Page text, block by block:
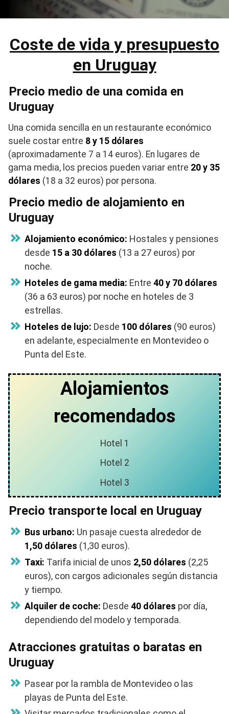
Coste de vida y presupuesto
en Uruguay
Precio medio de una comida en
Uruguay
Una comida sencilla en un restaurante económico
suele costar entre 8 y 15 dólares
(aproximadamente 7 a 14 euros). En lugares de
gama media, los precios pueden variar entre 20 y 35
dólares (18 a 32 euros) por persona.
Precio medio de alojamiento en
Uruguay
Alojamiento económico: Hostales y pensiones
desde 15 a 30 dólares (13 a 27 euros) por
noche.
Hoteles de gama media: Entre 40 y 70 dólares
(36 a 63 euros) por noche en hoteles de 3
estrellas.
Hoteles de lujo: Desde 100 dólares (90 euros)
en adelante, especialmente en Montevideo o
Punta del Este.
Alojamientos
recomendados
Hotel 1
Hotel 2
Hotel 3
Precio transporte local en Uruguay
Bus urbano: Un pasaje cuesta alrededor de
1,50 dólares (1,30 euros).
Taxi: Tarifa inicial de unos 2,50 dólares (2,25
euros), con cargos adicionales según distancia
y tiempo.
Alquiler de coche: Desde 40 dólares por día,
dependiendo del modelo y temporada.
Atracciones gratuitas o baratas en
Uruguay
Pasear por la rambla de Montevideo o las
playas de Punta del Este.